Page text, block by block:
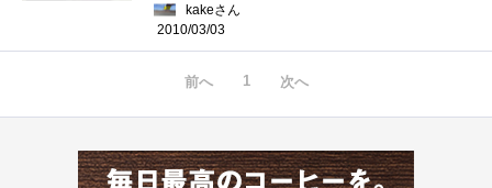
kakeさん
2010/03/03
前へ 1 次へ